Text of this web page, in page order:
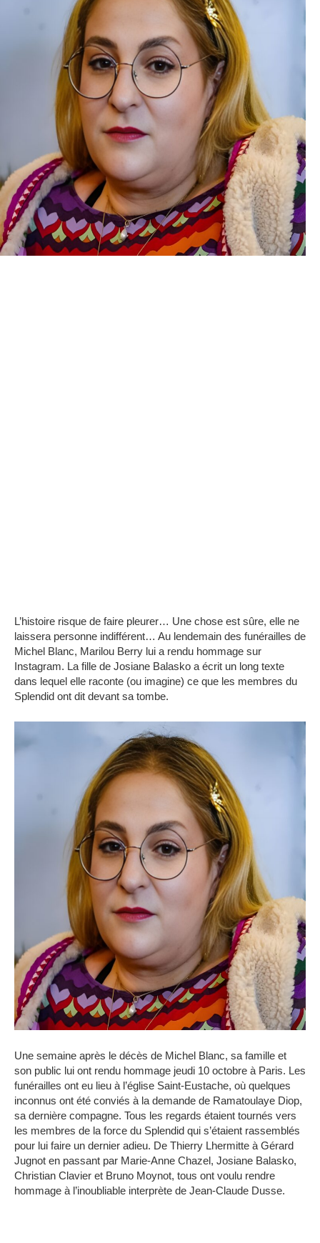
L’histoire risque de faire pleurer… Une chose est sûre, elle ne
laissera personne indifférent… Au lendemain des funérailles de
Michel Blanc, Marilou Berry lui a rendu hommage sur
Instagram. La fille de Josiane Balasko a écrit un long texte
dans lequel elle raconte (ou imagine) ce que les membres du
Splendid ont dit devant sa tombe.
Une semaine après le décès de Michel Blanc, sa famille et
son public lui ont rendu hommage jeudi 10 octobre à Paris. Les
funérailles ont eu lieu à l’église Saint-Eustache, où quelques
inconnus ont été conviés à la demande de Ramatoulaye Diop,
sa dernière compagne. Tous les regards étaient tournés vers
les membres de la force du Splendid qui s’étaient rassemblés
pour lui faire un dernier adieu. De Thierry Lhermitte à Gérard
Jugnot en passant par Marie-Anne Chazel, Josiane Balasko,
Christian Clavier et Bruno Moynot, tous ont voulu rendre
hommage à l’inoubliable interprète de Jean-Claude Dusse.